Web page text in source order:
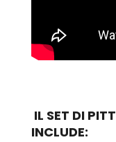
IL SET DI
INCLUDE: